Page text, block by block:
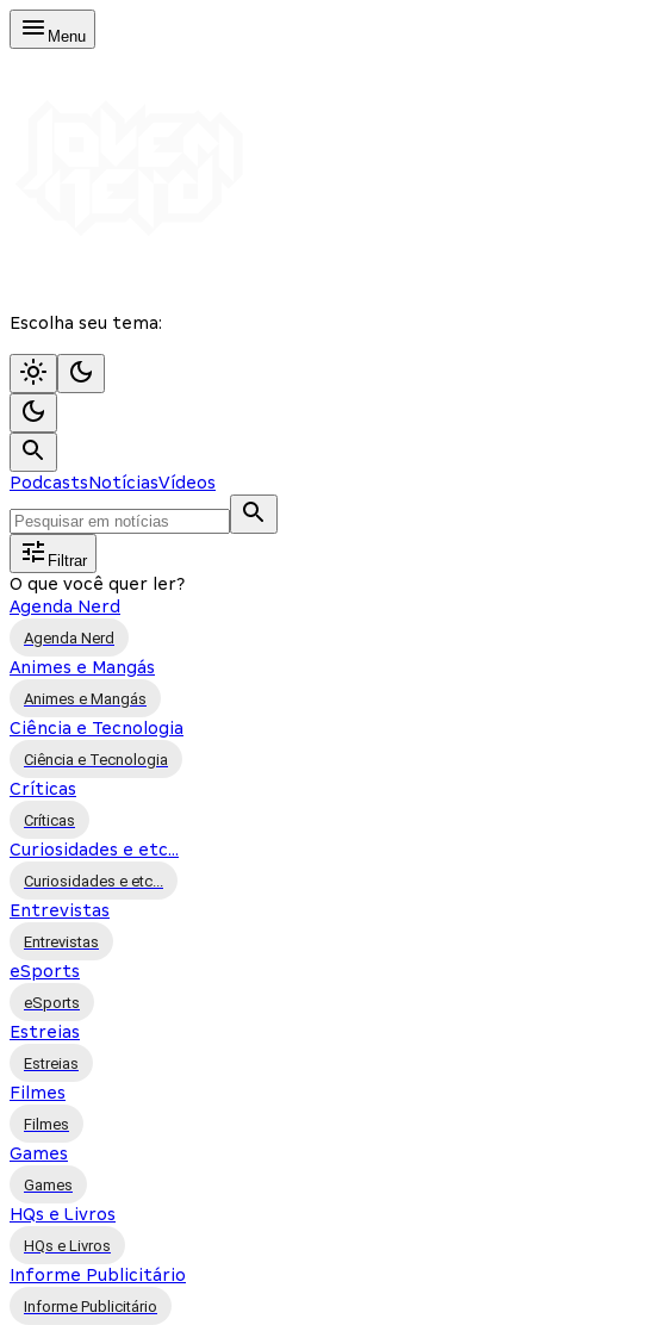
Menu
Escolha seu tema:
PodcastsNotíciasVídeos
Filtrar
O que você quer ler?
Agenda Nerd
Agenda Nerd
Animes e Mangás
Animes e Mangás
Ciência e Tecnologia
Ciência e Tecnologia
Críticas
Críticas
Curiosidades e etc...
Curiosidades e etc...
Entrevistas
Entrevistas
eSports
eSports
Estreias
Estreias
Filmes
Filmes
Games
Games
HQs e Livros
HQs e Livros
Informe Publicitário
Informe Publicitário